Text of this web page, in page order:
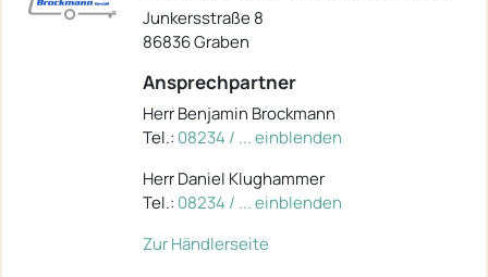
Junkersstraße 8
86836 Graben
Ansprechpartner
Herr Benjamin Brockmann
Tel.: 08234 / ... einblenden
Herr Daniel Klughammer
Tel.: 08234 / ... einblenden
Zur Händlerseite